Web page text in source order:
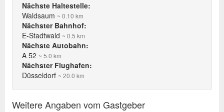
Nächste Haltestelle:
Waldsaum ~ 0.10 km
Nächster Bahnhof:
E-Stadtwald ~ 0.5 km
Nächste Autobahn:
A 52 ~ 5.0 km
Nächster Flughafen:
Düsseldorf ~ 20.0 km
Weitere Angaben vom Gastgeber